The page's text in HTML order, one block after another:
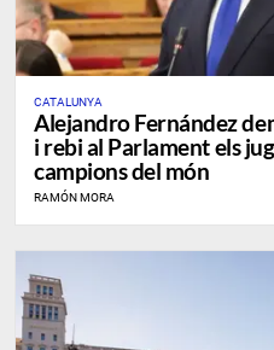
CATALUNYA
Alejandro Fernández
i rebi al Parlament els
campions del món
RAMÓN MORA